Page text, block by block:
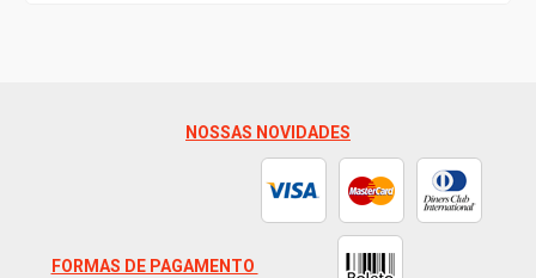
NOSSAS NOVIDADES
FORMAS DE PAGAMENTO